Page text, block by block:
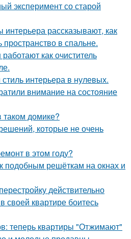
эксперимент со старой
интерьера рассказывают, как
в спальне.
как очиститель
интерьера в нулевых.
внимание на состояние
домике?
которые не очень
в этом году?
подобным решёткам на окнах и
действительно
своей квартире боитесь
теперь квартиры "Отжимают"